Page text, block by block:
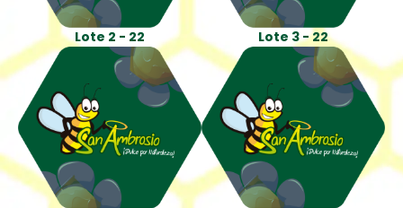
Lote 2 - 22 Lote 3 - 22